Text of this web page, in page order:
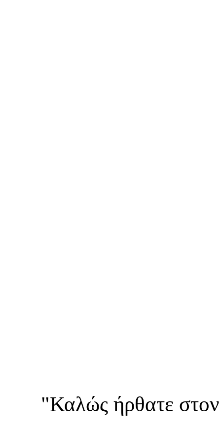
"Καλώς ήρθατε